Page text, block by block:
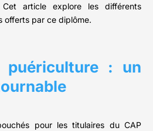
Cet article explore les différents
offerts par ce diplôme.
puériculture : un
pour les titulaires du CAP